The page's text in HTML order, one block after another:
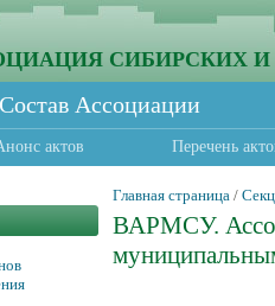
СИБИРСКИХ
Состав Ассоциации
актов Перечень
Главная страница /
ВАРМСУ.